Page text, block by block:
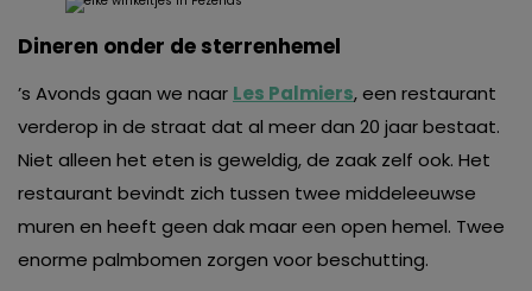
Dineren onder de sterrenhemel
’s Avonds gaan we naar Les Palmiers, een restaurant
verderop in de straat dat al meer dan 20 jaar bestaat.
Niet alleen het eten is geweldig, de zaak zelf ook. Het
restaurant bevindt zich tussen twee middeleeuwse
muren en heeft geen dak maar een open hemel. Twee
enorme palmbomen zorgen voor beschutting.